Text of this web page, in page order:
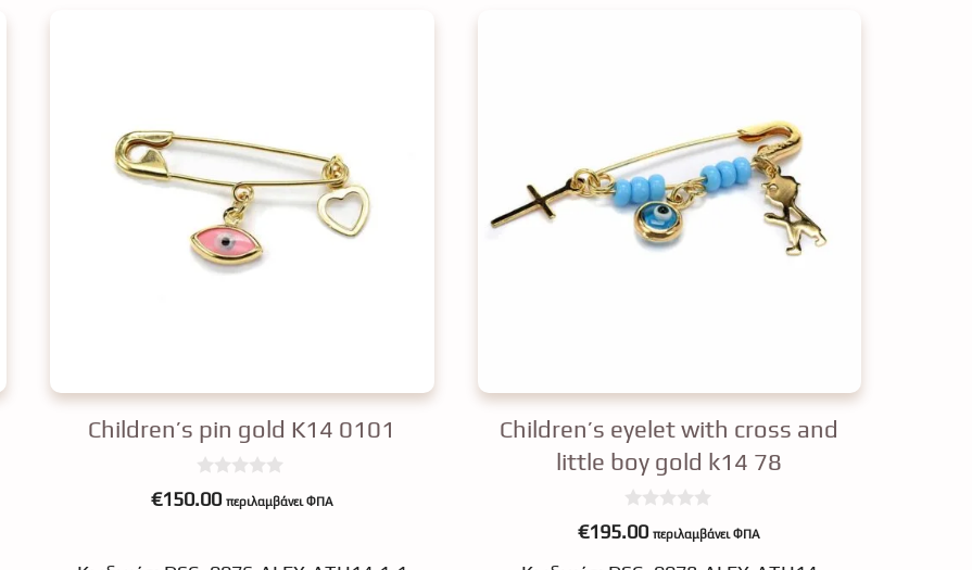
Children’s pin gold K14 0101
0
o
€150.00 περιλαμβάνει ΦΠΑ
Children’s eyelet with cross and
little boy gold k14 78
0
o
€195.00 περιλαμβάνει ΦΠΑ